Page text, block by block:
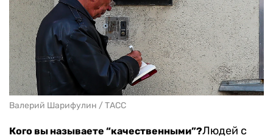
Валерий Шарифулин / ТАСС
Кого вы называете “качественными”?Людей с